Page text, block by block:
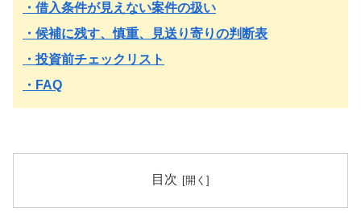
・借入条件が見えない案件の扱い
・候補に残す、慎重、見送り寄りの判断表
・投資前チェックリスト
・FAQ
目次